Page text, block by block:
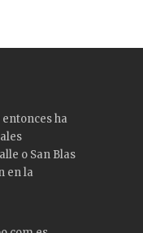
entonces ha
o San Blas
en la